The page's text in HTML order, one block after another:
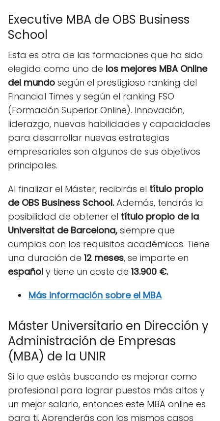
Executive MBA de OBS Business
School
Esta es otra de las formaciones que ha sido
elegida como uno de los mejores MBA Online
del mundo según el prestigioso ranking del
Financial Times y según el ranking FSO
(Formación Superior Online). Innovación,
liderazgo, nuevas habilidades y capacidades
para desarrollar nuevas estrategias
empresariales son algunos de sus objetivos
principales.
Al finalizar el Máster, recibirás el título propio
de OBS Business School.Además, tendrás la
posibilidad de obtener el título propio de la
Universitat de Barcelona, siempre que
cumplas con los requisitos académicos. Tiene
una duración de 12 meses, se imparte en
español y tiene un coste de 13.900 €.
Más información sobre el MBA
Máster Universitario en Dirección y
Administración de Empresas
(MBA) de la UNIR
Si lo que estás buscando es mejorar como
profesional para lograr puestos más altos y
un mejor salario, entonces este MBA online es
para ti. Aprenderás con los mismos casos